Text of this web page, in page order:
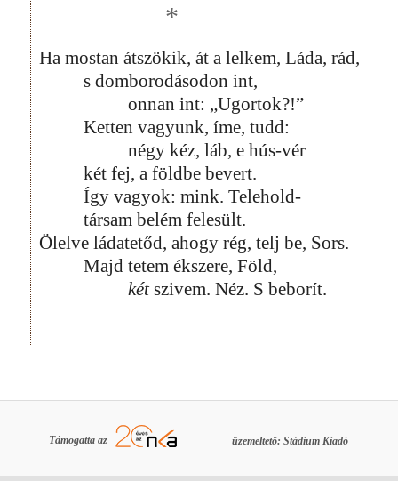
*
Ha mostan átszökik, át a lelkem, Láda, rád,
s domborodásodon int,
onnan int: „Ugortok?!”
Ketten vagyunk, íme, tudd:
négy kéz, láb, e hús-vér
két fej, a földbe bevert.
Így vagyok: mink. Telehold-
társam belém felesült.
Ölelve ládatetőd, ahogy rég, telj be, Sors.
Majd tetem ékszere, Föld,
kétszivem. Néz. S beborít.
Támogatta az üzemeltető: Stádium Kiadó